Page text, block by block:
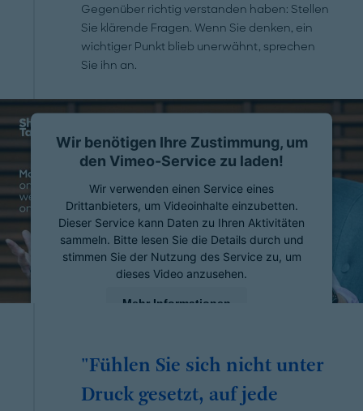
Gegenüber richtig verstanden haben: Stellen
Sie klärende Fragen. Wenn Sie denken, ein
wichtiger Punkt blieb unerwähnt, sprechen
Sie ihn an.
Wir benötigen Ihre Zustimmung, um
den Vimeo-Service zu laden!
Wir verwenden einen Service eines
Drittanbieters, um Videoinhalte einzubetten.
Dieser Service kann Daten zu Ihren Aktivitäten
sammeln. Bitte lesen Sie die Details durch und
stimmen Sie der Nutzung des Service zu, um
dieses Video anzusehen.
Mehr Informationen
powered byUsercentrics Consent Management
Platform
"Fühlen Sie sich nicht unter
Druck gesetzt, auf jede